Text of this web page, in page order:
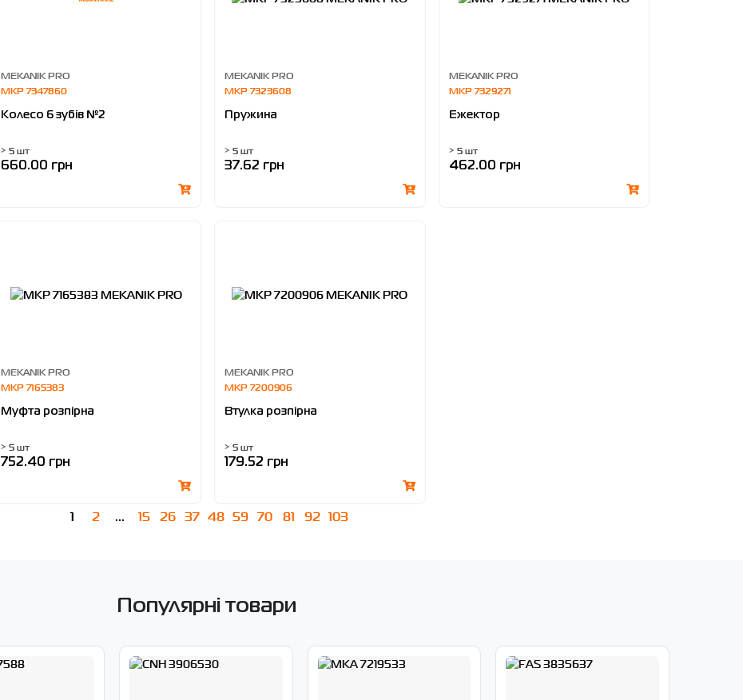
MEKANIK PRO
MKP 7347860
Колесо 6 зубів №2
> 5 шт
660.00 грн
MEKANIK PRO
MKP 7323608
Пружина
> 5 шт
37.62 грн
MEKANIK PRO
MKP 7329271
Ежектор
> 5 шт
462.00 грн
MEKANIK PRO
MKP 7165383
Муфта розпірна
> 5 шт
752.40 грн
MEKANIK PRO
MKP 7200906
Втулка розпірна
> 5 шт
179.52 грн
1 2 ... 15 26 37 48 59 70 81 92 103
Популярні товари